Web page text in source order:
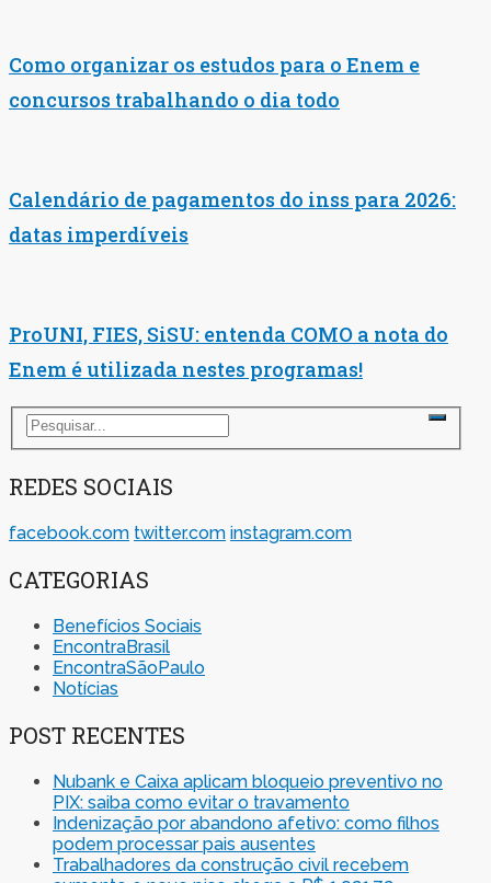
Como organizar os estudos para o Enem e
concursos trabalhando o dia todo
Calendário de pagamentos do inss para 2026:
datas imperdíveis
ProUNI, FIES, SiSU: entenda COMO a nota do
Enem é utilizada nestes programas!
REDES SOCIAIS
facebook.com twitter.com instagram.com
CATEGORIAS
Benefícios Sociais
EncontraBrasil
EncontraSãoPaulo
Notícias
POST RECENTES
Nubank e Caixa aplicam bloqueio preventivo no
PIX: saiba como evitar o travamento
Indenização por abandono afetivo: como filhos
podem processar pais ausentes
Trabalhadores da construção civil recebem